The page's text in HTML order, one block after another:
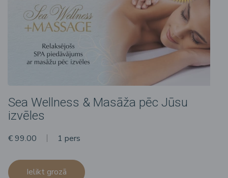
Sea Wellness & Masāža pēc Jūsu
izvēles
€ 99.00 1 pers
Ielikt grozā